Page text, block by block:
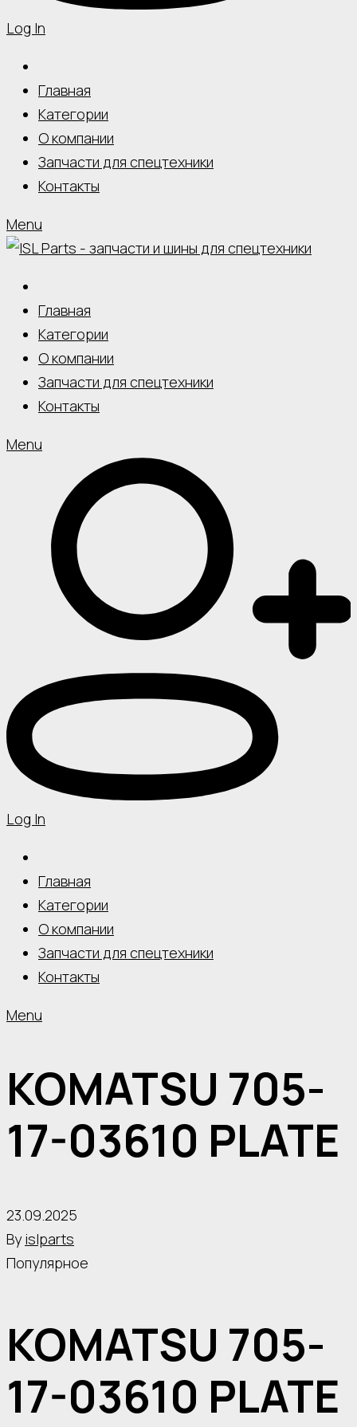
Log In
Главная
Категории
О компании
Запчасти для спецтехники
Контакты
Menu
Главная
Категории
О компании
Запчасти для спецтехники
Контакты
Menu
Log In
Главная
Категории
О компании
Запчасти для спецтехники
Контакты
Menu
KOMATSU 705-
17-03610 PLATE
23.09.2025
By islparts
Популярное
KOMATSU 705-
17-03610 PLATE